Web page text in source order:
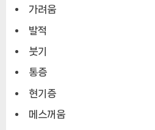
가려움
발적
붓기
통증
현기증
메스꺼움